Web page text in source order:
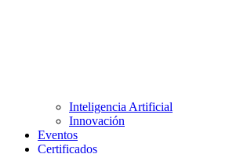
Inteligencia Artificial
Innovación
Eventos
Certificados